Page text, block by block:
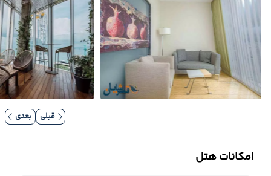
قبلی بعدی
امکانات هتل